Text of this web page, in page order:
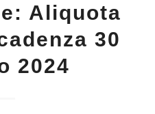
Aliquota
30
2024